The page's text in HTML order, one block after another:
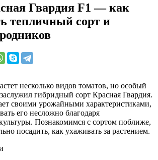
Гвардия F1 — как
тепличный сорт и
несколько видов томатов, но особый
гибридный сорт Красная Гвардия.
своими урожайными характеристиками,
его несложно благодаря
Познакомимся с сортом поближе,
посадить, как ухаживать за растением.